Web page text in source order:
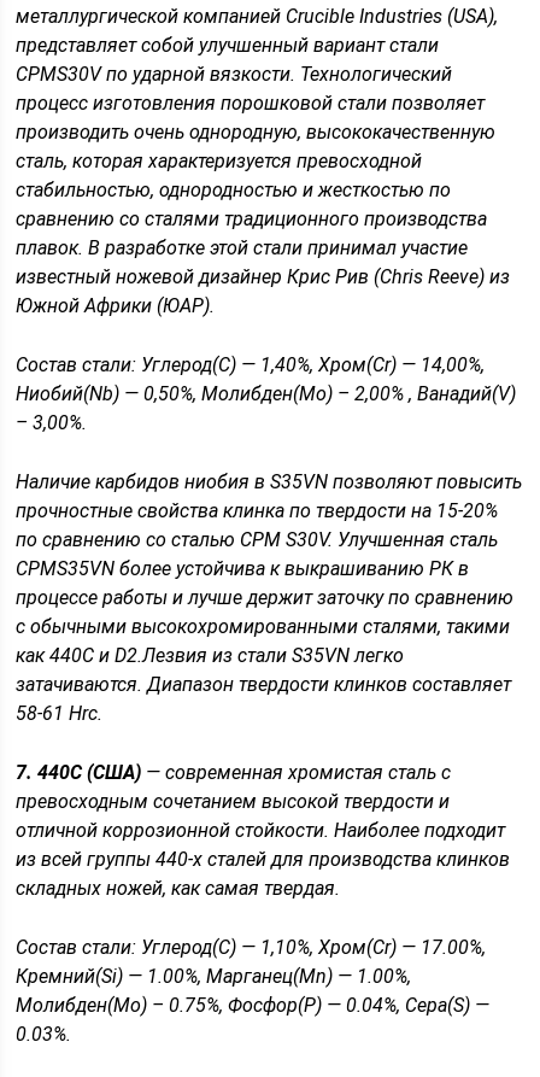
металлургической компанией Crucible Industries (USA),
представляет собой улучшенный вариант стали
CPMS30V по ударной вязкости. Технологический
процесс изготовления порошковой стали позволяет
производить очень однородную, высококачественную
сталь, которая характеризуется превосходной
стабильностью, однородностью и жесткостью по
сравнению со сталями традиционного производства
плавок. В разработке этой стали принимал участие
известный ножевой дизайнерКрис Рив (Chris Reeve) из
Южной Африки (ЮАР).
Состав стали: Углерод(C) — 1,40%, Хром(Cr) — 14,00%,
Ниобий(Nb) — 0,50%, Молибден(Мо) – 2,00% , Ванадий(V)
– 3,00%.
Наличие карбидов ниобия в S35VN позволяют повысить
прочностные свойства клинка по твердости на 15-20%
по сравнению со сталью CPM S30V. Улучшенная сталь
CPMS35VN более устойчива к выкрашиванию РК в
процессе работы и лучше держит заточку по сравнению
с обычными высокохромированными сталями, такими
как 440С и D2.Лезвия из стали S35VN легко
затачиваются. Диапазон твердости клинков составляет
58-61 Hrc.
7. 440C (США) — современная хромистая сталь с
превосходным сочетанием высокой твердости и
отличной коррозионной стойкости. Наиболее подходит
из всей группы 440-х сталей для производства клинков
складных ножей, как самая твердая.
Состав стали: Углерод(C) — 1,10%, Хром(Cr) — 17.00%,
Кремний(Si) — 1.00%, Марганец(Mn) — 1.00%,
Молибден(Мо) – 0.75%, Фосфор(P) — 0.04%, Сера(S) —
0.03%.